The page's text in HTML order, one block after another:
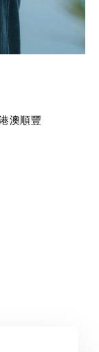
澳順豐